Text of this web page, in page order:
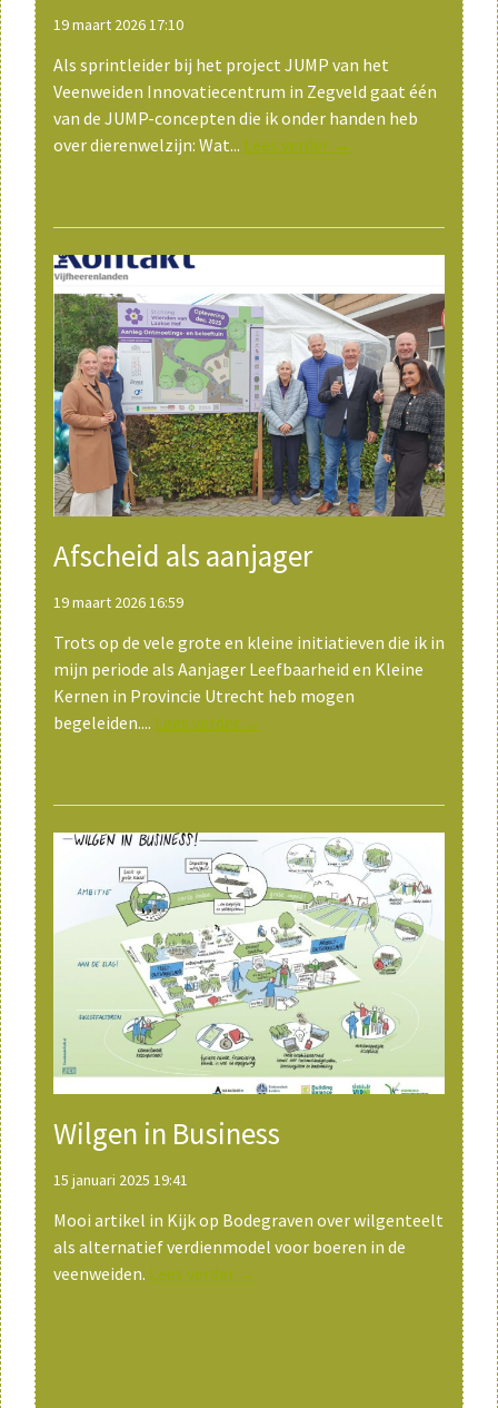
19 maart 2026 17:10
Als sprintleider bij het project JUMP van het
Veenweiden Innovatiecentrum in Zegveld gaat één
van de JUMP-concepten die ik onder handen heb
over dierenwelzijn: Wat... Lees verder →
Afscheid als aanjager
19 maart 2026 16:59
Trots op de vele grote en kleine initiatieven die ik in
mijn periode als Aanjager Leefbaarheid en Kleine
Kernen in Provincie Utrecht heb mogen
begeleiden.... Lees verder →
Wilgen in Business
15 januari 2025 19:41
Mooi artikel in Kijk op Bodegraven over wilgenteelt
als alternatief verdienmodel voor boeren in de
veenweiden. Lees verder →